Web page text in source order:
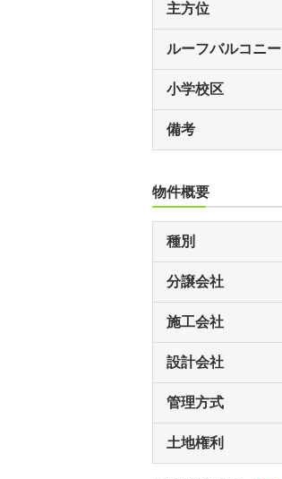
主方位
ルーフバルコニー
小学校区
備考
物件概要
種別
分譲会社
施工会社
設計会社
管理方式
土地権利